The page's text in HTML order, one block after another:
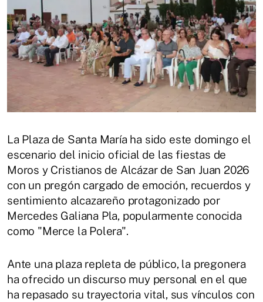
La Plaza de Santa María ha sido este domingo el
escenario del inicio oficial de las fiestas de
Moros y Cristianos de Alcázar de San Juan 2026
con un pregón cargado de emoción, recuerdos y
sentimiento alcazareño protagonizado por
Mercedes Galiana Pla, popularmente conocida
como "Merce la Polera".
Ante una plaza repleta de público, la pregonera
ha ofrecido un discurso muy personal en el que
ha repasado su trayectoria vital, sus vínculos con